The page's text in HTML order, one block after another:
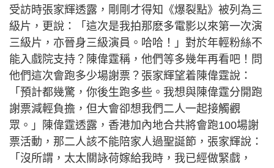
受訪時張家輝透露，剛剛才得知《爆裂點》被列為三
級片，更說：「這次是我拍那麽多電影以來第一次演
三級片，亦晉身三級演員。哈哈！」對於年輕粉絲不
能入戲院支持？陳偉霆稱，他們等多幾年再看吧！問
他們這次會跑多少場謝票？張家輝望着陳偉霆說：
「預計都幾驚，你後生跑多些。我想與陳偉霆分開跑
謝票減輕負擔，但大會卻想我們二人一起接觸觀
眾。」陳偉霆透露，香港加內地合共將會跑100場謝
票活動，那二人該不能陪家人過聖誕節，張家輝說：
「沒所謂，太太關詠荷嫁給我時，我已經做緊戲，